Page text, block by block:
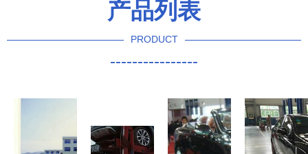
产品列表
PRODUCT
----------------